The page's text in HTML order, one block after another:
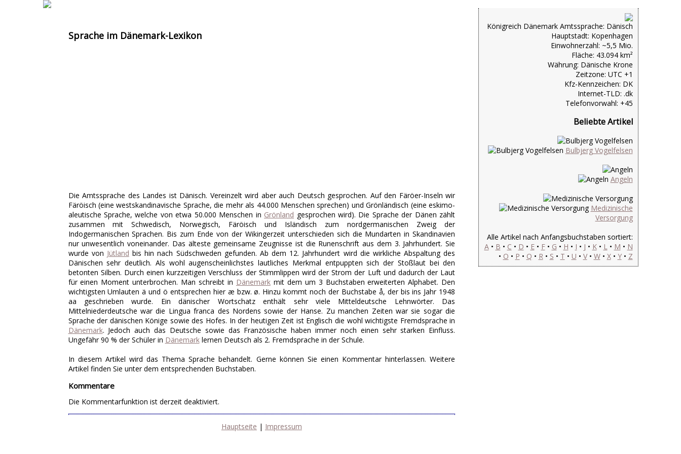
Sprache im Dänemark-Lexikon
Die Amtssprache des Landes ist Dänisch. Vereinzelt wird aber auch Deutsch gesprochen. Auf den Färöer-Inseln wir
Färöisch (eine westskandinavische Sprache, die mehr als 44.000 Menschen sprechen) und Grönländisch (eine eskimo-
aleutische Sprache, welche von etwa 50.000 Menschen in Grönland gesprochen wird). Die Sprache der Dänen zählt
zusammen mit Schwedisch, Norwegisch, Färöisch und Isländisch zum nordgermanischen Zweig der
Indogermanischen Sprachen. Bis zum Ende von der Wikingerzeit unterschieden sich die Mundarten in Skandinavien
nur unwesentlich voneinander. Das älteste gemeinsame Zeugnisse ist die Runenschrift aus dem 3. Jahrhundert. Sie
wurde von Jütland bis hin nach Südschweden gefunden. Ab dem 12. Jahrhundert wird die wirkliche Abspaltung des
Dänischen sehr deutlich. Als wohl augenscheinlichstes lautliches Merkmal entpuppten sich der Stoßlaut bei den
betonten Silben. Durch einen kurzzeitigen Verschluss der Stimmlippen wird der Strom der Luft und dadurch der Laut
für einen Moment unterbrochen. Man schreibt in Dänemarkmit dem um 3 Buchstaben erweiterten Alphabet. Den
wichtigsten Umlauten ä und ö entsprechen hier æ bzw. ø. Hinzu kommt noch der Buchstabe å, der bis ins Jahr 1948
aa geschrieben wurde. Ein dänischer Wortschatz enthält sehr viele Mitteldeutsche Lehnwörter. Das
Mittelniederdeutsche war die Lingua franca des Nordens sowie der Hanse. Zu manchen Zeiten war sie sogar die
Sprache der dänischen Könige sowie des Hofes. In der heutigen Zeit ist Englisch die wohl wichtigste Fremdsprache in
Dänemark. Jedoch auch das Deutsche sowie das Französische haben immer noch einen sehr starken Einfluss.
Ungefähr 90 % der Schüler in Dänemarklernen Deutsch als 2. Fremdsprache in der Schule.
In diesem Artikel wird das Thema Sprache behandelt. Gerne können Sie einen Kommentar hinterlassen. Weitere
Artikel finden Sie unter dem entsprechenden Buchstaben.
Kommentare
Die Kommentarfunktion ist derzeit deaktiviert.
Hauptseite | Impressum
Königreich Dänemark Amtssprache: Dänisch
Hauptstadt: Kopenhagen
Einwohnerzahl: ~5,5 Mio.
Fläche: 43.094 km²
Währung: Dänische Krone
Zeitzone: UTC +1
Kfz-Kennzeichen: DK
Internet-TLD: .dk
Telefonvorwahl: +45
Beliebte Artikel
Bulbjerg Vogelfelsen
Angeln
Medizinische
Versorgung
Alle Artikel nach Anfangsbuchstaben sortiert:
A• B • C • D • E• F• G • H • I • J • K• L • M • N
• O • P • Q • R • S • T • U • V• W• X• Y• Z